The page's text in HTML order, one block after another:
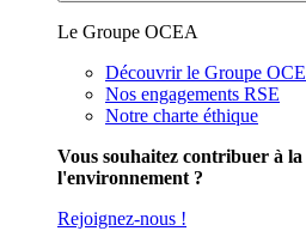
Le Groupe OCEA
Découvrir le Groupe
Nos engagements RSE
Notre charte éthique
Vous souhaitez contribuer à
l'environnement ?
Rejoignez-nous !